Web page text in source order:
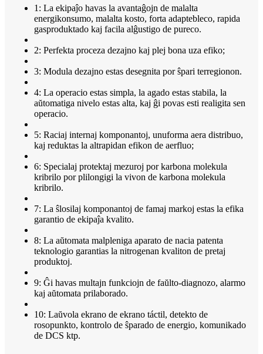
1: La ekipaĵo havas la avantaĝojn de malalta
energikonsumo, malalta kosto, forta adaptebleco, rapida
gasproduktado kaj facila alĝustigo de pureco.
2: Perfekta proceza dezajno kaj plej bona uza efiko;
3: Modula dezajno estas desegnita por ŝpari terregionon.
4: La operacio estas simpla, la agado estas stabila, la
aŭtomatiga nivelo estas alta, kaj ĝi povas esti realigita sen
operacio.
5: Raciaj internaj komponantoj, unuforma aera distribuo,
kaj reduktas la altrapidan efikon de aerfluo;
6: Specialaj protektaj mezuroj por karbona molekula
kribrilo por plilongigi la vivon de karbona molekula
kribrilo.
7: La ŝlosilaj komponantoj de famaj markoj estas la efika
garantio de ekipaĵa kvalito.
8: La aŭtomata malpleniga aparato de nacia patenta
teknologio garantias la nitrogenan kvaliton de pretaj
produktoj.
9: Ĝi havas multajn funkciojn de faŭlto-diagnozo, alarmo
kaj aŭtomata prilaborado.
10: Laŭvola ekrano de ekrano táctil, detekto de
rosopunkto, kontrolo de ŝparado de energio, komunikado
de DCS ktp.